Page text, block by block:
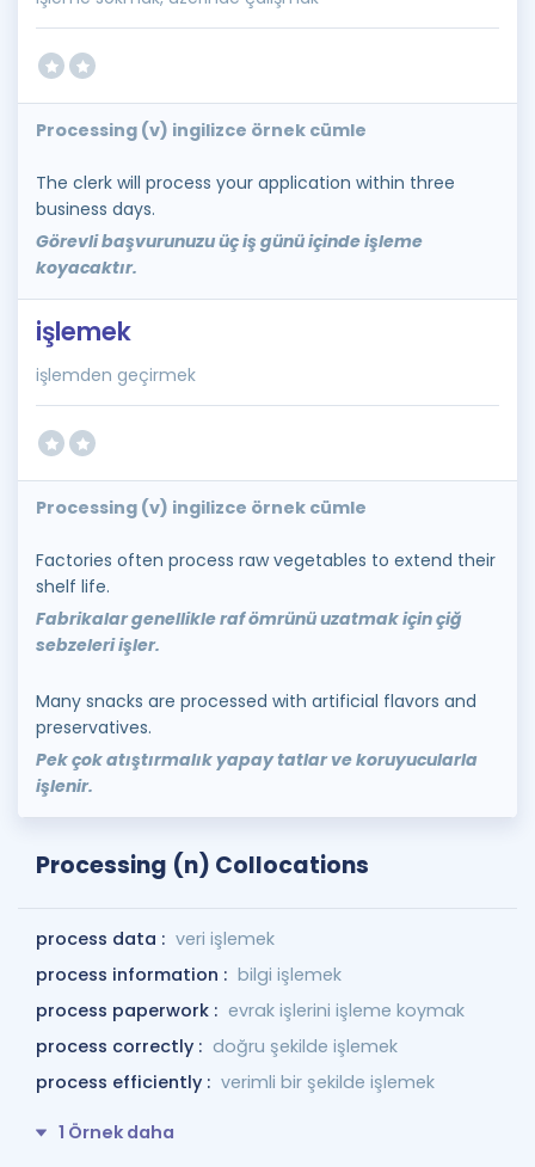
Processing (v) ingilizce örnek cümle
The clerk will process your application within three
business days.
Görevli başvurunuzu üç iş günü içinde işleme
koyacaktır.
işlemek
işlemden geçirmek
Processing (v) ingilizce örnek cümle
Factories often process raw vegetables to extend their
shelf life.
Fabrikalar genellikle raf ömrünü uzatmak için çiğ
sebzeleri işler.
Many snacks are processed with artificial flavors and
preservatives.
Pek çok atıştırmalık yapay tatlar ve koruyucularla
işlenir.
Processing (n) Collocations
process data : veri işlemek
process information : bilgi işlemek
process paperwork : evrak işlerini işleme koymak
process correctly : doğru şekilde işlemek
process efficiently : verimli bir şekilde işlemek
1 Örnek daha